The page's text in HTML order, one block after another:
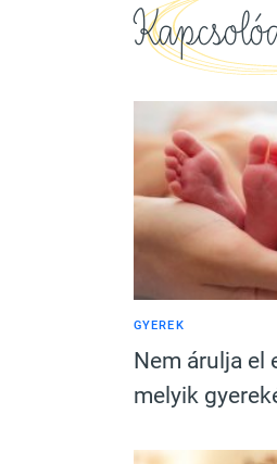
GYEREK
Nem árulja el
melyik